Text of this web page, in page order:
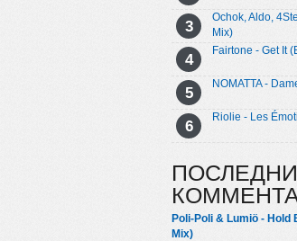
Ochok, Aldo,
Mix)
Fairtone - Get It
NOMATTA -
Riolie - Les
Poli-Poli & Lumiö - Hold
Mix)